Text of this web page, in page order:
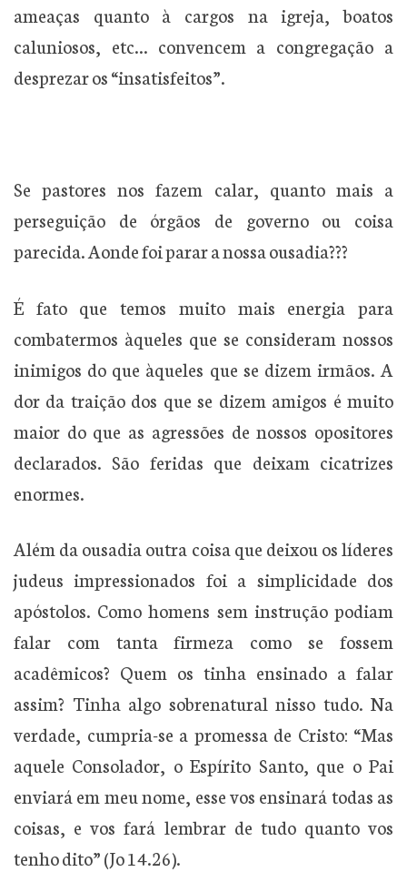
ameaças quanto à cargos na igreja, boatos
caluniosos, etc… convencem a congregação a
desprezar os “insatisfeitos”.
Se pastores nos fazem calar, quanto mais a
perseguição de órgãos de governo ou coisa
parecida. Aonde foi parar a nossa ousadia???
É fato que temos muito mais energia para
combatermos àqueles que se consideram nossos
inimigos do que àqueles que se dizem irmãos. A
dor da traição dos que se dizem amigos é muito
maior do que as agressões de nossos opositores
declarados. São feridas que deixam cicatrizes
enormes.
Além da ousadia outra coisa que deixou os líderes
judeus impressionados foi a simplicidade dos
apóstolos. Como homens sem instrução podiam
falar com tanta firmeza como se fossem
acadêmicos? Quem os tinha ensinado a falar
assim? Tinha algo sobrenatural nisso tudo. Na
verdade, cumpria-se a promessa de Cristo: “Mas
aquele Consolador, o Espírito Santo, que o Pai
enviará em meu nome, esse vos ensinará todas as
coisas, e vos fará lembrar de tudo quanto vos
tenho dito” (Jo 14.26).